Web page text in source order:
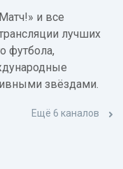
и все
лучших
футбола,
звёздами.
Ещё 6 каналов